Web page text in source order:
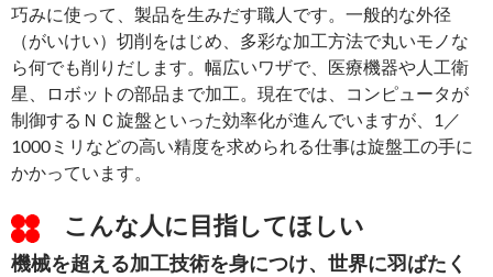
巧みに使って、製品を生みだす職人です。一般的な外径
（がいけい）切削をはじめ、多彩な加工方法で丸いモノな
ら何でも削りだします。幅広いワザで、医療機器や人工衛
星、ロボットの部品まで加工。現在では、コンピュータが
制御するＮＣ旋盤といった効率化が進んでいますが、1／
1000ミリなどの高い精度を求められる仕事は旋盤工の手に
かかっています。
こんな人に目指してほしい
機械を超える加工技術を身につけ、世界に羽ばたく